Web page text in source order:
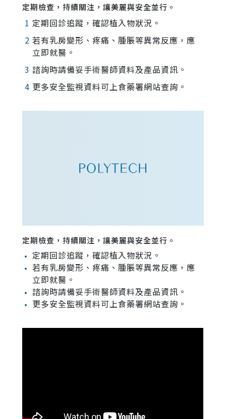
定期檢查，持續關注，讓美麗與安全並行。
定期回診追蹤，確認植入物狀況。
若有乳房變形、疼痛、腫脹等異常反應，應
立即就醫。
諮詢時請備妥手術醫師資料及產品資訊。
更多安全監視資料可上食藥署網站查詢。
定期檢查，持續關注，讓美麗與安全並行。
定期回診追蹤，確認植入物狀況。
若有乳房變形、疼痛、腫脹等異常反應，應
立即就醫。
諮詢時請備妥手術醫師資料及產品資訊。
更多安全監視資料可上食藥署網站查詢。